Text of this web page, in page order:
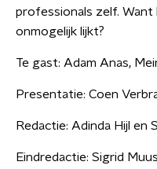
professionals zelf. Want
onmogelijk lijkt?
Te gast: Adam Anas,
Presentatie: Coen
Redactie: Adinda Hijl en
Eindredactie: Sigrid